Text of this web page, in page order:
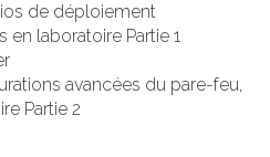
de déploiement
en laboratoire Partie 1
avancées du pare-feu,
Partie 2